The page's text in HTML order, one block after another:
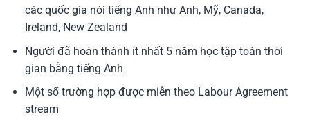
các quốc gia nói tiếng Anh như Anh, Mỹ, Canada,
Ireland, New Zealand
Người đã hoàn thành ít nhất 5 năm học tập toàn thời
gian bằng tiếng Anh
Một số trường hợp được miễn theo Labour Agreement
stream